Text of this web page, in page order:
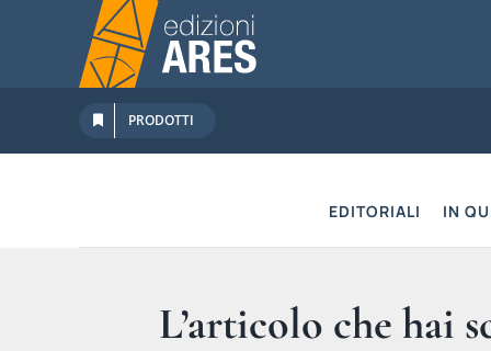
contenuto
PRODOTTI
EDITORIALI IN
L’articolo che hai